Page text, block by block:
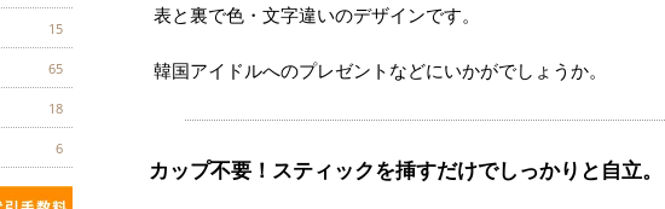
15
65
18
6
表と裏で色・文字違いのデザインです。
韓国アイドルへのプレゼントなどにいかがでしょうか。
カップ不要！スティックを挿すだけでしっかりと自立。